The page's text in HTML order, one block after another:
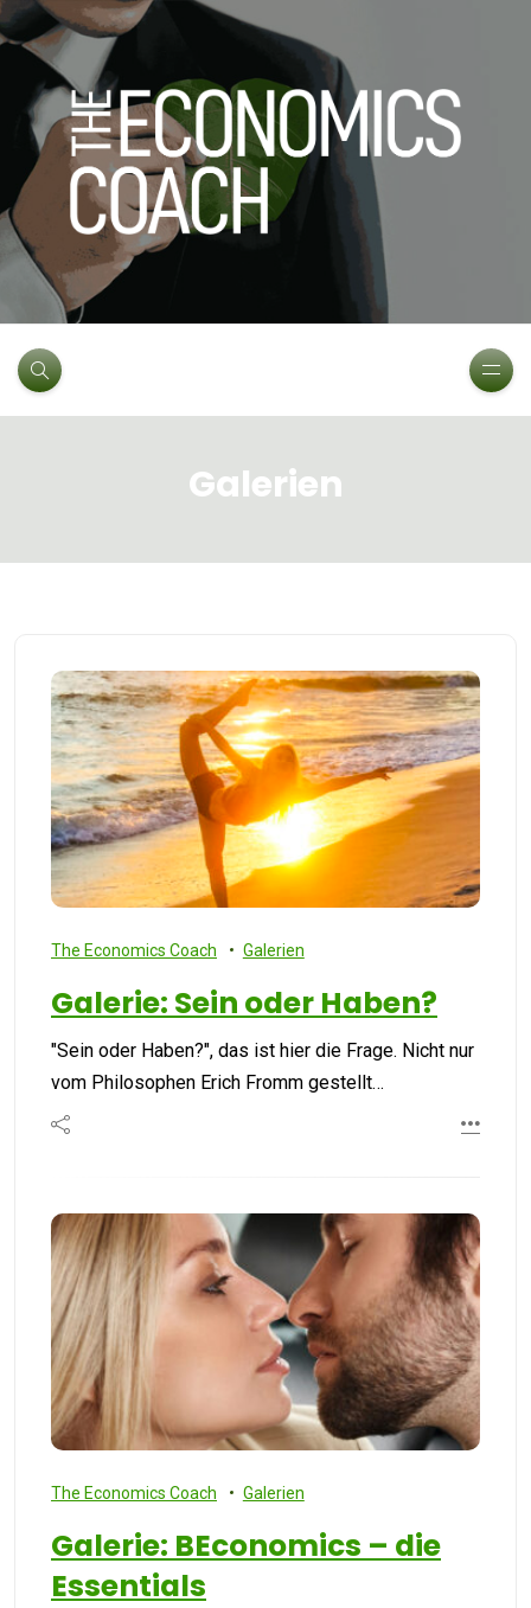
Galerien
The Economics Coach Galerien
Galerie: Sein oder Haben?
"Sein oder Haben?", das ist hier die Frage. Nicht nur
vom Philosophen Erich Fromm gestellt…
The Economics Coach Galerien
Galerie: BEconomics – die
Essentials